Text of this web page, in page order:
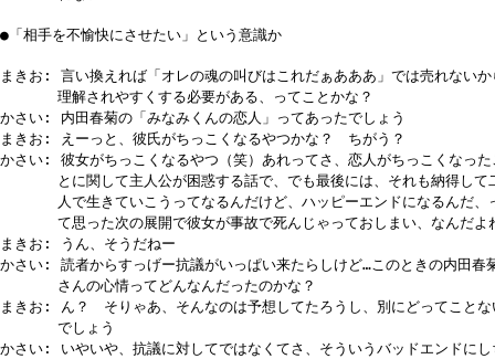
●「相手を不愉快にさせたい」という意識か
まきお: 言い換えれば「オレの魂の叫びはこれだぁあああ」では売れないか
理解されやすくする必要がある、ってことかな？
かさい: 内田春菊の「みなみくんの恋人」ってあったでしょう
まきお: えーっと、彼氏がちっこくなるやつかな？ ちがう？
かさい: 彼女がちっこくなるやつ（笑）あれってさ、恋人がちっこくなった
とに関して主人公が困惑する話で、でも最後には、それも納得して
人で生きていこうってなるんだけど、ハッピーエンドになるんだ、
て思った次の展開で彼女が事故で死んじゃっておしまい、なんだよ
まきお: うん、そうだねー
かさい: 読者からすっげー抗議がいっぱい来たらしけど…このときの内田春
さんの心情ってどんなんだったのかな？
まきお: ん？ そりゃあ、そんなのは予想してたろうし、別にどってことな
でしょう
かさい: いやいや、抗議に対してではなくてさ、そういうバッドエンドにし